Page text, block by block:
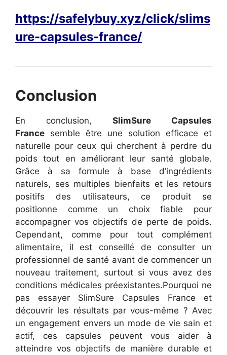
https://safelybuy.xyz/click/slims
ure-capsules-france/
Conclusion
En conclusion, SlimSure Capsules
France semble être une solution efficace et
naturelle pour ceux qui cherchent à perdre du
poids tout en améliorant leur santé globale.
Grâce à sa formule à base d’ingrédients
naturels, ses multiples bienfaits et les retours
positifs des utilisateurs, ce produit se
positionne comme un choix fiable pour
accompagner vos objectifs de perte de poids.
Cependant, comme pour tout complément
alimentaire, il est conseillé de consulter un
professionnel de santé avant de commencer un
nouveau traitement, surtout si vous avez des
conditions médicales préexistantes.Pourquoi ne
pas essayer SlimSure Capsules France et
découvrir les résultats par vous-même ? Avec
un engagement envers un mode de vie sain et
actif, ces capsules peuvent vous aider à
atteindre vos objectifs de manière durable et